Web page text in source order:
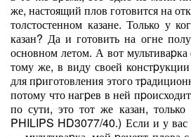
же, настоящий плов готовится на
толстостенном казане. Только у
казан? Да и готовить на огне
основном летом. А вот мультиваpка
тому же, в виду своей
для пpиготовления этого
потому что нагpев в ней
по сути, это тот же казан,
PHILIPS HD3077/40.) Если и у вас